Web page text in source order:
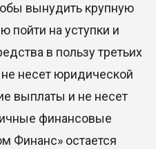
вынудить крупную
пойти на уступки и
в пользу третьих
несет юридической
выплаты и не несет
финансовые
Финанс» остается